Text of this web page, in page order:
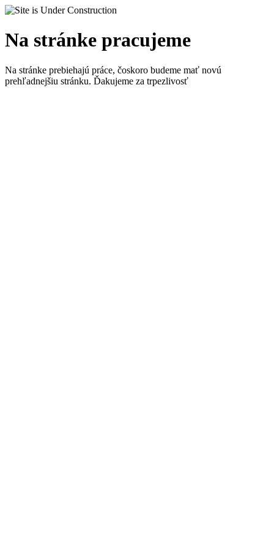
Na stránke pracujeme
Na stránke prebiehajú práce, čoskoro budeme mať novú
prehľadnejšiu stránku. Ďakujeme za trpezlivosť